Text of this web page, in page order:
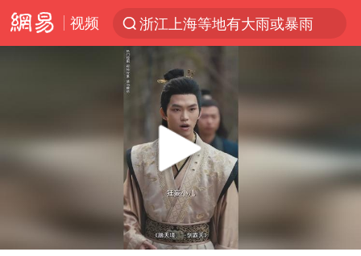
视频
浙江上海等地有大雨或暴雨
金饰克价一夜涨回1300元
新疆景区自驾服务费改为按车收费
多家A股公司收到美国关税退款
Play